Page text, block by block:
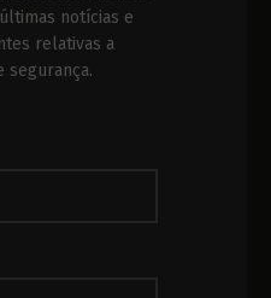
notícias e
relativas a
segurança.